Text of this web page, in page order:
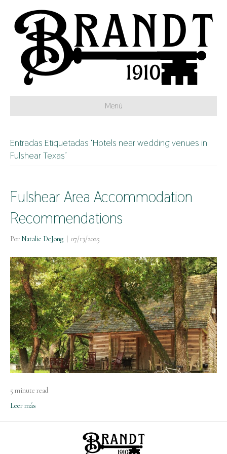
Menú
Entradas Etiquetadas ‘Hotels near wedding venues in
Fulshear Texas’
Fulshear Area Accommodation
Recommendations
Por Natalie DeJong 07/13/2025
5 minute read
Leer más